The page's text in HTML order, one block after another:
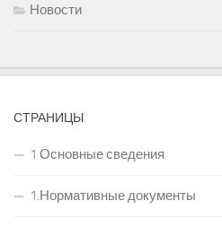
Новости
СТРАНИЦЫ
1 Основные сведения
1.Нормативные документы